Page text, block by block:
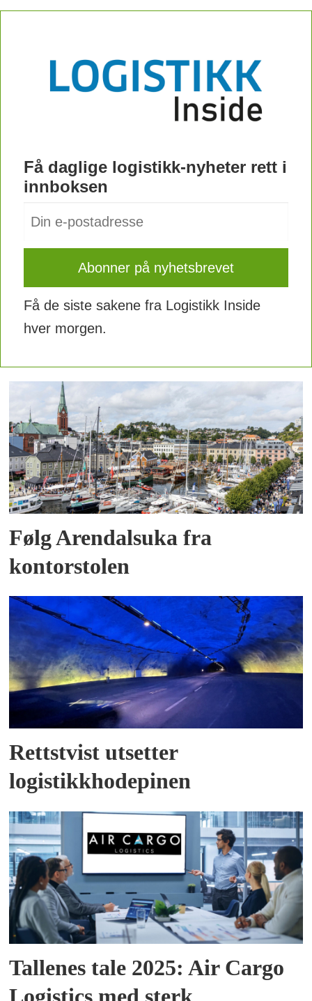
Få daglige logistikk-nyheter rett i
innboksen
Få de siste sakene fra Logistikk Inside
hver morgen.
Følg Arendalsuka fra
kontorstolen
Rettstvist utsetter
logistikkhodepinen
Tallenes tale 2025: Air Cargo